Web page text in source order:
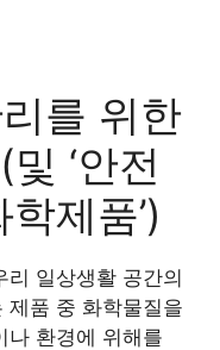
를 위한
‘안전
제품’)
리 일상생활 공간의
제품 중 화학물질을
나 환경에 위해를